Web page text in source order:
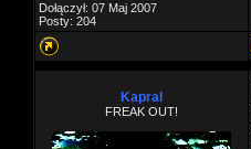
Dołączył: 07 Maj 2007
Posty: 204
Kapral
FREAK OUT!